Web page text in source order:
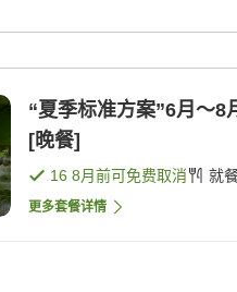
“夏季标准方案”6月〜
[晚餐]
16 8月前可免费取消 就
更多套餐详情